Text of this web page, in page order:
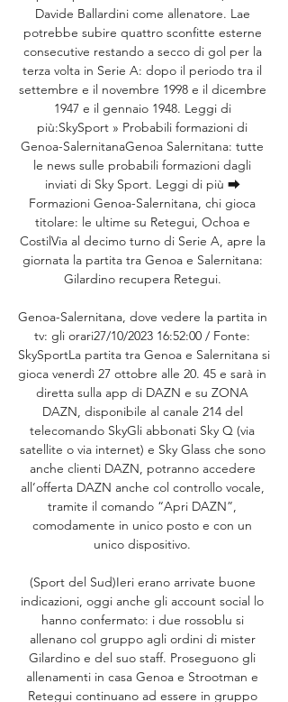
Davide Ballardini come allenatore. Lae
potrebbe subire quattro sconfitte esterne
consecutive restando a secco di gol per la
terza volta in Serie A: dopo il periodo tra il
settembre e il novembre 1998 e il dicembre
1947 e il gennaio 1948. Leggi di
più:SkySport » Probabili formazioni di
Genoa-SalernitanaGenoa Salernitana: tutte
le news sulle probabili formazioni dagli
inviati di Sky Sport. Leggi di più ⮕
Formazioni Genoa-Salernitana, chi gioca
titolare: le ultime su Retegui, Ochoa e
CostilVia al decimo turno di Serie A, apre la
giornata la partita tra Genoa e Salernitana:
Gilardino recupera Retegui.
Genoa-Salernitana, dove vedere la partita in
tv: gli orari27/10/2023 16:52:00 / Fonte:
SkySportLa partita tra Genoa e Salernitana si
gioca venerdì 27 ottobre alle 20. 45 e sarà in
diretta sulla app di DAZN e su ZONA
DAZN, disponibile al canale 214 del
telecomando SkyGli abbonati Sky Q (via
satellite o via internet) e Sky Glass che sono
anche clienti DAZN, potranno accedere
all’offerta DAZN anche col controllo vocale,
tramite il comando “Apri DAZN”,
comodamente in unico posto e con un
unico dispositivo.
(Sport del Sud)Ieri erano arrivate buone
indicazioni, oggi anche gli account social lo
hanno confermato: i due rossoblu si
allenano col gruppo agli ordini di mister
Gilardino e del suo staff. Proseguono gli
allenamenti in casa Genoa e Strootman e
Retegui continuano ad essere in gruppo